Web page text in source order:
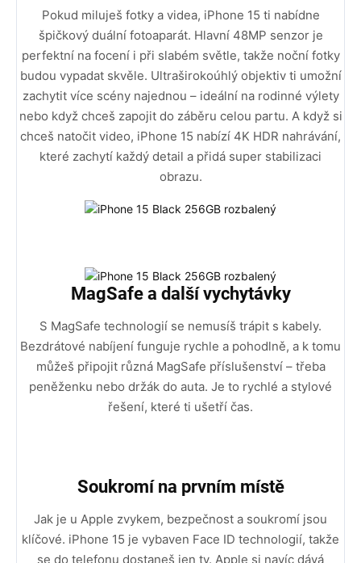
Pokud miluješ fotky a videa, iPhone 15 ti nabídne
špičkový duální fotoaparát. Hlavní 48MP senzor je
perfektní na focení i při slabém světle, takže noční fotky
budou vypadat skvěle. Ultraširokoúhlý objektiv ti umožní
zachytit více scény najednou – ideální na rodinné výlety
nebo když chceš zapojit do záběru celou partu. A když si
chceš natočit video, iPhone 15 nabízí 4K HDR nahrávání,
které zachytí každý detail a přidá super stabilizaci
obrazu.
MagSafe a další vychytávky
S MagSafe technologií se nemusíš trápit s kabely.
Bezdrátové nabíjení funguje rychle a pohodlně, a k tomu
můžeš připojit různá MagSafe příslušenství – třeba
peněženku nebo držák do auta. Je to rychlé a stylové
řešení, které ti ušetří čas.
Soukromí na prvním místě
Jak je u Apple zvykem, bezpečnost a soukromí jsou
klíčové. iPhone 15 je vybaven Face ID technologií, takže
se do telefonu dostaneš jen ty. Apple si navíc dává